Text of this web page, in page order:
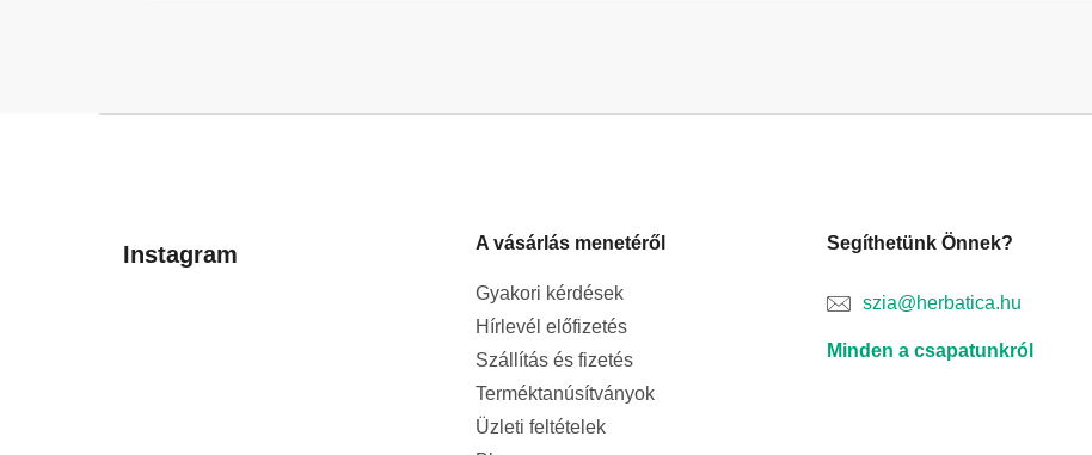
Instagram A vásárlás menetéről
Gyakori kérdések
Hírlevél előfizetés
Szállítás és fizetés
Terméktanúsítványok
Üzleti feltételek
Segíthetünk Önnek?
szia@herbatica.hu
Minden a csapatunkról